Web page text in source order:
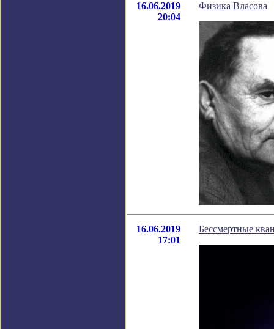
16.06.2019
20:04
Физика Власова
16.06.2019
17:01
Бессмертные